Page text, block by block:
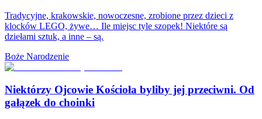
Tradycyjne, krakowskie, nowoczesne, zrobione przez dzieci z
klocków LEGO, żywe… Ile miejsc tyle szopek! Niektóre są
dziełami sztuk, a inne – są.
Boże Narodzenie
Niektórzy Ojcowie Kościoła byliby jej przeciwni. Od
gałązek do choinki